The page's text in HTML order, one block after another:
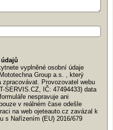
vyplněné osobní údaje
Group a.s. , který
Provozovatel webu
SERVIS.CZ, IČ: 47494433) data
nespravuje ani
v reálném čase odešle
na web ojeteauto.cz zavázal k
s Nařízením (EU) 2016/679